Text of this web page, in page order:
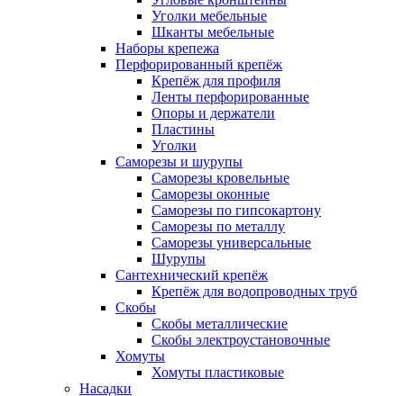
Уголки мебельные
Шканты мебельные
Наборы крепежа
Перфорированный крепёж
Крепёж для профиля
Ленты перфорированные
Опоры и держатели
Пластины
Уголки
Саморезы и шурупы
Саморезы кровельные
Саморезы оконные
Саморезы по гипсокартону
Саморезы по металлу
Саморезы универсальные
Шурупы
Сантехнический крепёж
Крепёж для водопроводных труб
Скобы
Скобы металлические
Скобы электроустановочные
Хомуты
Хомуты пластиковые
Насадки